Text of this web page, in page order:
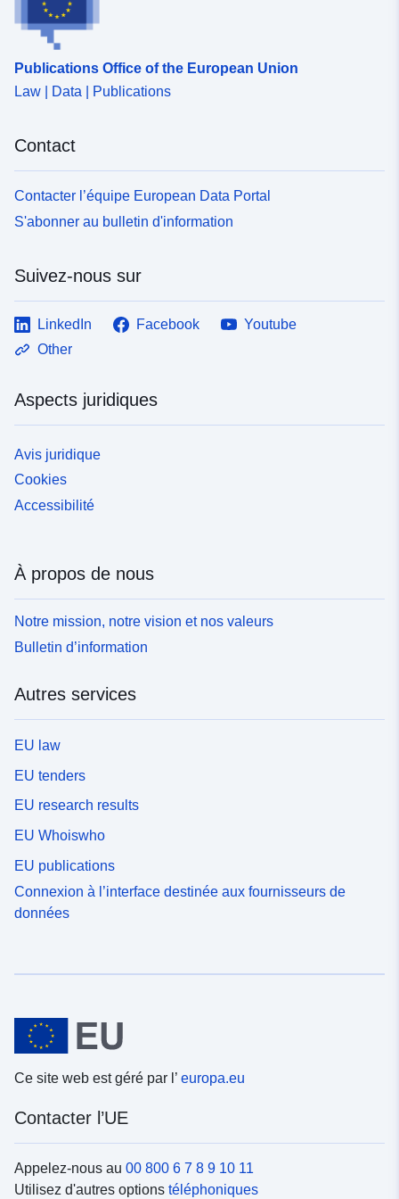
Publications Office of the European Union
Law | Data | Publications
Contact
Contacter l’équipe European Data Portal
S'abonner au bulletin d'information
Suivez-nous sur
LinkedIn Facebook
Youtube
Other
Aspects juridiques
Avis juridique
Cookies
Accessibilité
À propos de nous
Notre mission, notre vision et nos valeurs
Bulletin d’information
Autres services
EU law
EU tenders
EU research results
EU Whoiswho
EU publications
Connexion à l’interface destinée aux fournisseurs de
données
Ce site web est géré par l’ europa.eu
Contacter l’UE
Appelez-nous au 00 800 6 7 8 9 10 11
Utilisez d'autres options téléphoniques